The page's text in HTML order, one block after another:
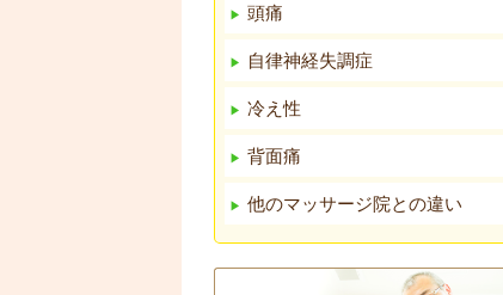
頭痛
自律神経失調症
冷え性
背面痛
他のマッサージ院との違い